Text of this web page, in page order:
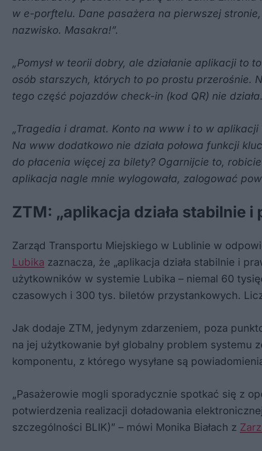
w e-porftelu. Dane pasażera na pierwszej
nazwisko. Masakra!”.
„Pomysł w teorii dobry, ale działanie aplikacji
osób starszych, których to po prostu przerośnie.
tego część pojazdów check-in (kod QR) nie
„Tragedia i dramat. Konto na www i to w
Na www dodatkowo nie działa połowa funkcji
do płacenia więcej za bilety? Ogarnijcie to,
aplikacja nagle mnie wylogowała, zalogować
ZTM: „aplikacja działa stabilnie i
Zarząd Transportu Miejskiego w Lublinie w
Lubika zaznacza, że „aplikacja działa stabilnie i
użytkowników w systemie Lubika – niemal 60
czasowych i 300 tys. biletów przystankowych.
Jak dodaje ZTM, jedynym zdarzeniem, poza
na jej użytkowanie był globalny problem systemu
komponentu, z którego wysyłane są
„Pasażerowie mogli sporadycznie spotkać się z
potwierdzenia realizacji doładowania
szczególności BLIK)” – mówi Monika Białach z